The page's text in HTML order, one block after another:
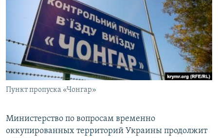
ПРОПАВШИЕ БЕЗ ВЕСТИ
ПОБЕДИТЕЛЕЙ НЕ СУДЯТ?
КРЫМ.НЕПОКОРЕННЫЙ
ELIFBE
УКРАИНСКАЯ ПРОБЛЕМА КРЫМА
ПРИСОЕДИНЯЙТЕСЬ!
Все сайты RFE/RL
Пункт пропуска «Чонгар»
Министерство по вопросам временно
оккупированных территорий Украины продолжит